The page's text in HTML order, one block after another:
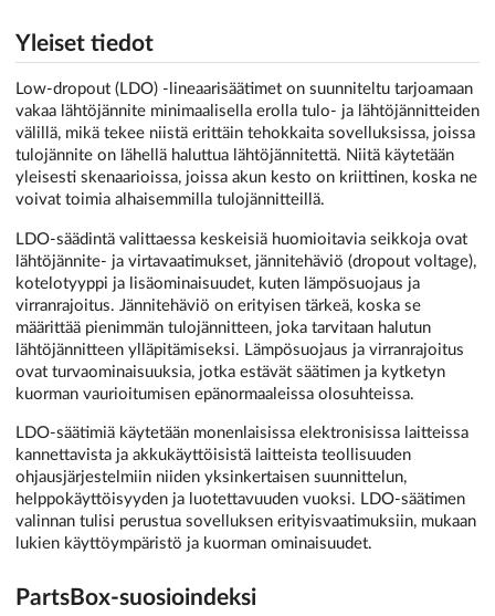
Yleiset tiedot
Low-dropout (LDO) -lineaarisäätimet on suunniteltu tarjoamaan
vakaa lähtöjännite minimaalisella erolla tulo- ja lähtöjännitteiden
välillä, mikä tekee niistä erittäin tehokkaita sovelluksissa, joissa
tulojännite on lähellä haluttua lähtöjännitettä. Niitä käytetään
yleisesti skenaarioissa, joissa akun kesto on kriittinen, koska ne
voivat toimia alhaisemmilla tulojännitteillä.
LDO-säädintä valittaessa keskeisiä huomioitavia seikkoja ovat
lähtöjännite- ja virtavaatimukset, jännitehäviö (dropout voltage),
kotelotyyppi ja lisäominaisuudet, kuten lämpösuojaus ja
virranrajoitus. Jännitehäviö on erityisen tärkeä, koska se
määrittää pienimmän tulojännitteen, joka tarvitaan halutun
lähtöjännitteen ylläpitämiseksi. Lämpösuojaus ja virranrajoitus
ovat turvaominaisuuksia, jotka estävät säätimen ja kytketyn
kuorman vaurioitumisen epänormaaleissa olosuhteissa.
LDO-säätimiä käytetään monenlaisissa elektronisissa laitteissa
kannettavista ja akkukäyttöisistä laitteista teollisuuden
ohjausjärjestelmiin niiden yksinkertaisen suunnittelun,
helppokäyttöisyyden ja luotettavuuden vuoksi. LDO-säätimen
valinnan tulisi perustua sovelluksen erityisvaatimuksiin, mukaan
lukien käyttöympäristö ja kuorman ominaisuudet.
PartsBox-suosioindeksi